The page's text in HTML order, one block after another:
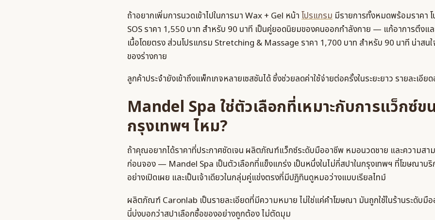
ถ้าอยากเพิ่มการนวดเข้าไปในการมา Wax + Gel หน้าโปรแกรม มีรายการทั้งหมดพร้อมราคา
SOS ราคา 1,550 บาท สำหรับ 90 นาที เป็นคู่ยอดนิยมของคนออกกำลังกาย — แก้อาการตึงแ
เนื้อโดยตรง ส่วนโปรแกรม Stretching & Massage ราคา 1,700 บาท สำหรับ 90 นาที น่าสน
ของร่างกาย
ลูกค้าประจำยังเข้าถึงแพ็กเกจหลายเซสชันได้ ซึ่งช่วยลดค่าใช้จ่ายต่อครั้งในระยะยาว รายละเอีย
Mandel Spa ใช่ตัวเลือกที่เหมาะกับการแว็กซ์ข
กรุงเทพฯ ไหม?
ถ้าคุณอยากได้ราคาที่ประกาศชัดเจน ผลิตภัณฑ์แว็กซ์ระดับมืออาชีพ หมอนวดชาย และความสาม
ก่อนจอง — Mandel Spa เป็นตัวเลือกที่แข็งแกร่ง เป็นหนึ่งในไม่กี่สปาในกรุงเทพฯ ที่โฆษณาบ
อย่างเปิดเผย และเป็นเจ้าเดียวในกลุ่มคู่แข่งตรงที่มีปฏิทินดูหมอว่างแบบเรียลไทม์
ผลิตภัณฑ์ Caronlab เป็นรายละเอียดที่มีความหมาย ไม่ใช่แค่คำโฆษณา มันถูกใช้ในร้านระดับมื
นี่บ่งบอกว่าสปาเลือกซื้อของอย่างถูกต้อง ไม่ตัดมุม